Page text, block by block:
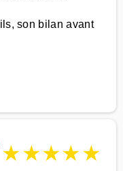
son bilan avant
★★★★★